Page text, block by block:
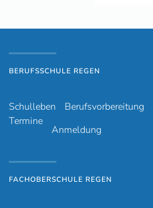
BERUFSSCHULE REGEN
Schulleben Berufsvorbereitung
Termine
Anmeldung
FACHOBERSCHULE REGEN